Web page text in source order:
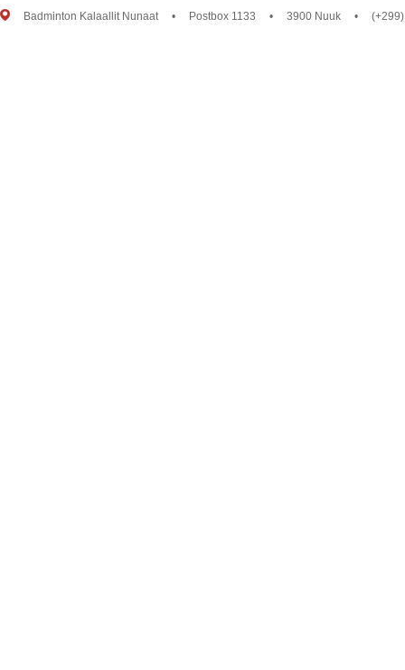
Badminton Kalaallit Nunaat • Postbox 1133 • 3900 Nuuk •